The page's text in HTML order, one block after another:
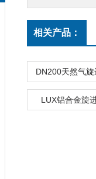
相关产品：
DN200天然气
LUX铝合金旋